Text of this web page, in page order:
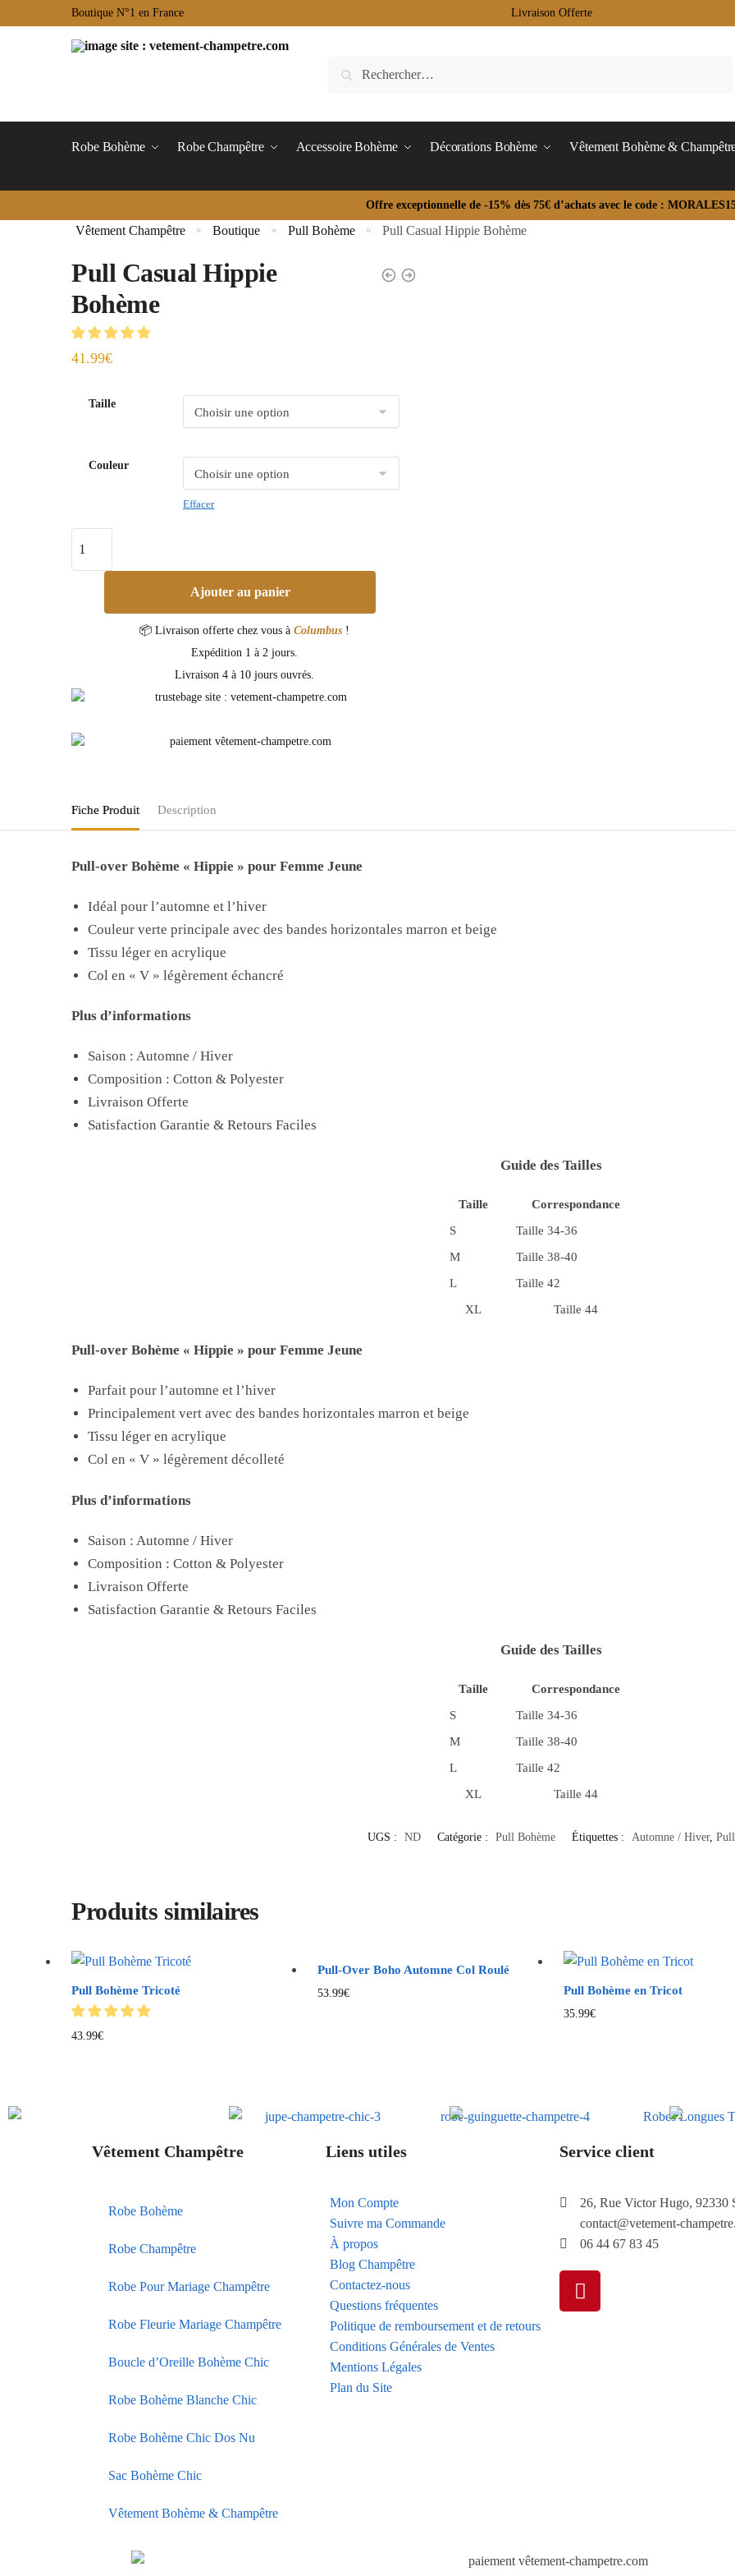
Boutique N°1 en France Livraison Offerte
Robe Bohème Robe Champêtre Accessoire Bohème Décorations Bohème Vêtement Bohème &
Offre exceptionnelle de -15% dès 75€ d’achats avec le code :
Vêtement Champêtre » Boutique » Pull Bohème » Pull Casual Hippie Bohème
Pull Casual Hippie
Bohème
41.99€
Taille
Couleur
Effacer
Ajouter au panier
📦 Livraison offerte chez vous à Columbus !
Expédition 1 à 2 jours.
Livraison 4 à 10 jours ouvrés.
Fiche Produit Description
Pull-over Bohème « Hippie » pour Femme Jeune
Idéal pour l’automne et l’hiver
Couleur verte principale avec des bandes horizontales marron et beige
Tissu léger en acrylique
Col en « V » légèrement échancré
Plus d’informations
Saison : Automne / Hiver
Composition : Cotton & Polyester
Livraison Offerte
Satisfaction Garantie & Retours Faciles
Guide des Tailles
Taille
Correspondance
S
Taille 34-36
M
Taille 38-40
L
Taille 42
XL
Taille 44
Pull-over Bohème « Hippie » pour Femme Jeune
Parfait pour l’automne et l’hiver
Principalement vert avec des bandes horizontales marron et beige
Tissu léger en acrylique
Col en « V » légèrement décolleté
Plus d’informations
Saison : Automne / Hiver
Composition : Cotton & Polyester
Livraison Offerte
Satisfaction Garantie & Retours Faciles
Guide des Tailles
Taille
Correspondance
S
Taille 34-36
M
Taille 38-40
L
Taille 42
XL
Taille 44
UGS : ND Catégorie : Pull Bohème Étiquettes : Automne / Hiver, Pull
Produits similaires
Pull Bohème Tricoté
43.99€
Pull-Over Boho Automne Col Roulé
53.99€ Pull Bohème en Tricot
35.99€
Vêtement Champêtre
Robe Bohème
Robe Champêtre
Robe Pour Mariage Champêtre
Robe Fleurie Mariage Champêtre
Boucle d’Oreille Bohème Chic
Robe Bohème Blanche Chic
Robe Bohème Chic Dos Nu
Sac Bohème Chic
Vêtement Bohème & Champêtre
Liens utiles
Mon Compte
Suivre ma Commande
À propos
Blog Champêtre
Contactez-nous
Questions fréquentes
Politique de remboursement et de retours
Conditions Générales de Ventes
Mentions Légales
Plan du Site
Service client
26, Rue Victor Hugo, 92330
contact@vetement-
06 44 67 83 45